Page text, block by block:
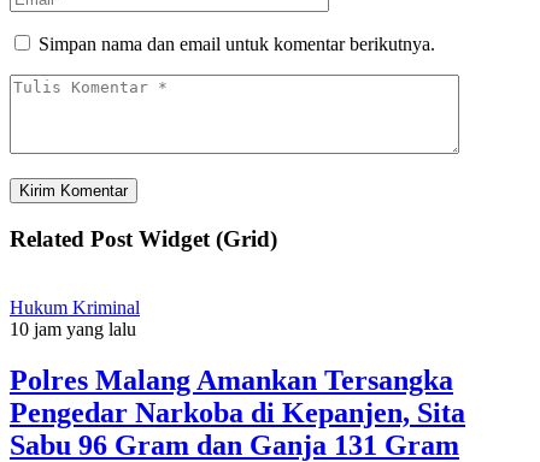
Simpan nama dan email untuk komentar berikutnya.
Related Post Widget (Grid)
Hukum Kriminal
10 jam yang lalu
Polres Malang Amankan Tersangka
Pengedar Narkoba di Kepanjen, Sita
Sabu 96 Gram dan Ganja 131 Gram